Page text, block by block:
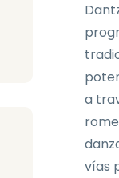
a
vías